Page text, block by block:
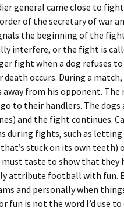
general came close to
of the secretary of war
the beginning of the
interfere, or the fight is
fight when a dog refuses
death occurs. During a
away from his opponent.
to their handlers. The
and the fight continues.
during fights, such as letting
that’s stuck on its own
taste to show that they
attribute football with fun.
and personally when
is not the word I’d use to